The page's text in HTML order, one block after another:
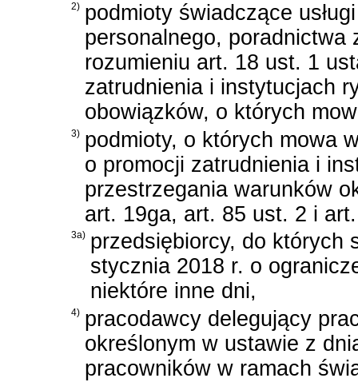
2) podmioty świadczące
personalnego,
rozumieniu art. 18 ust. 1
zatrudnienia i instytucjach
obowiązków, o których
3) podmioty, o których mowa
o promocji zatrudnienia i
przestrzegania warunków
art. 19ga, art. 85 ust. 2 i
3a) przedsiębiorcy, do których
stycznia 2018 r. o
niektóre inne dni,
4) pracodawcy delegujący
określonym w ustawie z
pracowników w ramach